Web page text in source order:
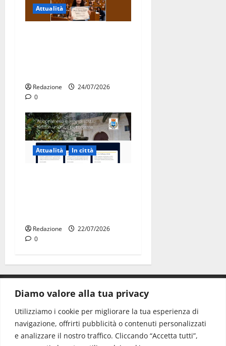
Diamo valore alla tua privacy
Utilizziamo i cookie per migliorare la tua esperienza di
navigazione, offrirti pubblicità o contenuti personalizzati
e analizzare il nostro traffico. Cliccando “Accetta tutti”,
Attualità
Redazione
24/07/2026
0
Attualità In città
Redazione
22/07/2026
0
CONTATTI.
Redazione: redazione@www.martinasera.it
Direttore:direttore@www.martinasera.it